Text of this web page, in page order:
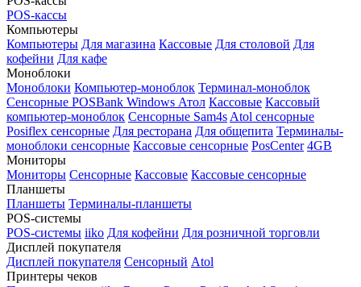
POS-кассы
Компьютеры
Компьютеры Для магазина Кассовые Для столовой Для
кофейни Для кафе
Моноблоки
Моноблоки Компьютер-моноблок Терминал-моноблок
Сенсорные POSBank Windows Атол Кассовые Кассовый
компьютер-моноблок Сенсорные Sam4s Atol сенсорные
Posiflex сенсорные Для ресторана Для общепита Терминалы-
моноблоки сенсорные Кассовые сенсорные PosCenter 4GB
Мониторы
Мониторы Сенсорные Кассовые Кассовые сенсорные
Планшеты
Планшеты Терминалы-планшеты
POS-системы
POS-системы iiko Для кофейни Для розничной торговли
Дисплей покупателя
Дисплей покупателя Сенсорный Atol
Принтеры чеков